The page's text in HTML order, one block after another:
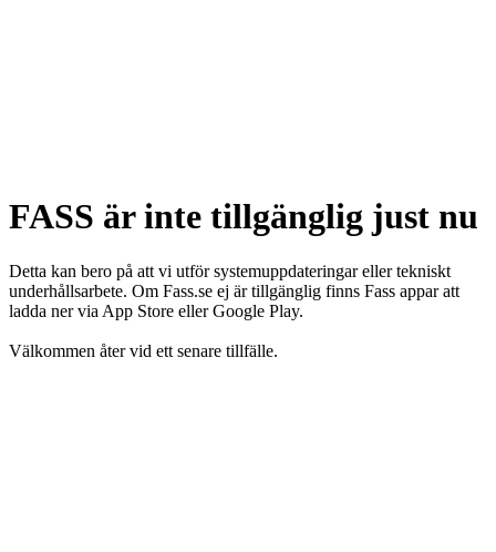
FASS är inte tillgänglig just nu
Detta kan bero på att vi utför systemuppdateringar eller tekniskt
underhållsarbete. Om Fass.se ej är tillgänglig finns Fass appar att
ladda ner via App Store eller Google Play.
Välkommen åter vid ett senare tillfälle.